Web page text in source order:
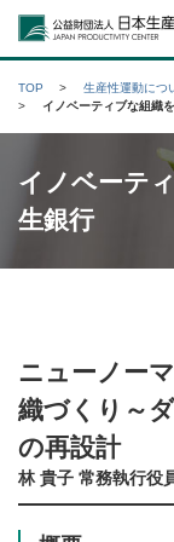
TOP 生産性運動につ
イノベーティブな組織
イノベーテ
生銀行
ニューノー
織づくり～
の再設計
林 貴子 常務執行役